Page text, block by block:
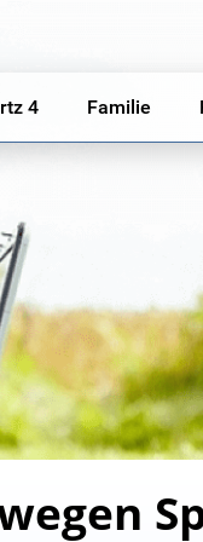
4 Familie